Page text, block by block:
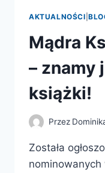
AKTUALNOŚCI |
Mądra
– znamy
książki!
Przez
Została
nominowanych